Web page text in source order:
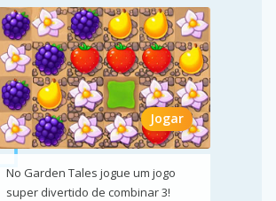
Jogar
No Garden Tales jogue um jogo
super divertido de combinar 3!